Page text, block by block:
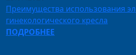
Преимущества использования
гинекологического кресла
ПОДРОБНЕЕ